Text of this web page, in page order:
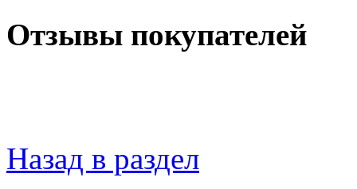
Отзывы покупателей
Назад в раздел